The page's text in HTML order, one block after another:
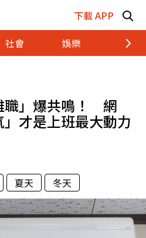
下載 APP
社會 娛樂 財經
職」爆共鳴！ 網
才是上班最大動力
夏天 冬天